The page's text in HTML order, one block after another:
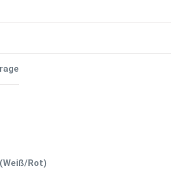
Rot)